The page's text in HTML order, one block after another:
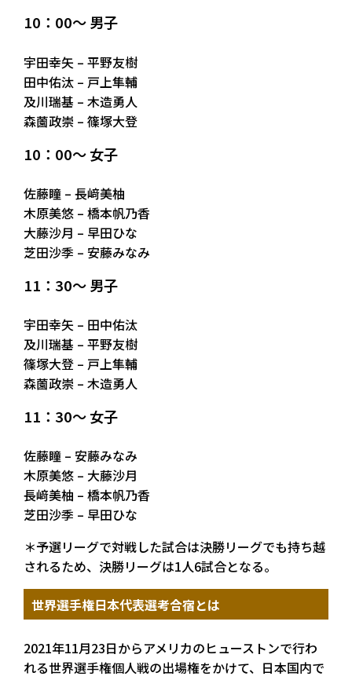
10：00～ 男子
宇田幸矢 – 平野友樹
田中佑汰 – 戸上隼輔
及川瑞基 – 木造勇人
森薗政崇 – 篠塚大登
10：00～ 女子
佐藤瞳 – 長﨑美柚
木原美悠 – 橋本帆乃香
大藤沙月 – 早田ひな
芝田沙季 – 安藤みなみ
11：30～ 男子
宇田幸矢 – 田中佑汰
及川瑞基 – 平野友樹
篠塚大登 – 戸上隼輔
森薗政崇 – 木造勇人
11：30～ 女子
佐藤瞳 – 安藤みなみ
木原美悠 – 大藤沙月
長﨑美柚 – 橋本帆乃香
芝田沙季 – 早田ひな
＊予選リーグで対戦した試合は決勝リーグでも持ち越
されるため、決勝リーグは1人6試合となる。
世界選手権日本代表選考合宿とは
2021年11月23日からアメリカのヒューストンで行わ
れる世界選手権個人戦の出場権をかけて、日本国内で